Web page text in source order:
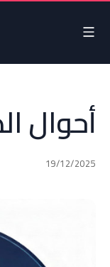
أحوال
19/12/2025